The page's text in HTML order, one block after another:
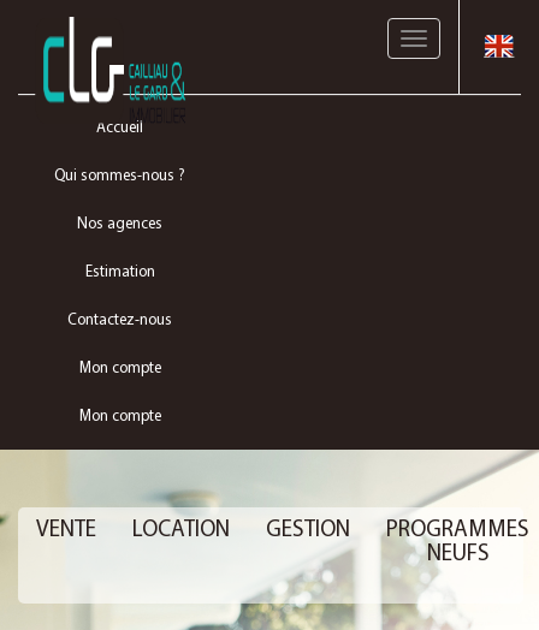
Toggle
Accueil
Qui sommes-nous ?
Nos agences
Estimation
Contactez-nous
Mon compte
Mon compte
VENTE LOCATION GESTION
PROGRAMMES
NEUFS